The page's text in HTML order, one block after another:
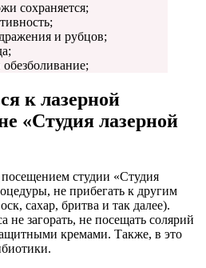
сохраняется;
и рубцов;
обезболивание;
к лазерной
«Студия лазерной
посещением студии «Студия
не прибегать к другим
сахар, бритва и так далее).
не загорать, не посещать солярий
кремами. Также, в это